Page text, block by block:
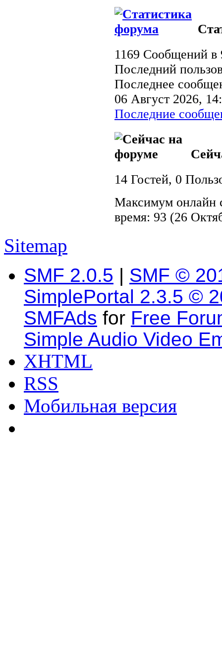
1169 Сообщений в
Последний
Последнее
06 Август 2026,
Последние
14 Гостей, 0
Максимум онлайн
время: 93 (26
Sitemap
SMF 2.0.5 | SMF ©
SimplePortal 2.3.5 ©
SMFAds for Free
Simple Audio Video
XHTML
RSS
Мобильная версия